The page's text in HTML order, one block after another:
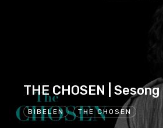
BIBELEN THE CHOSEN
THE CHOSEN | Sesong